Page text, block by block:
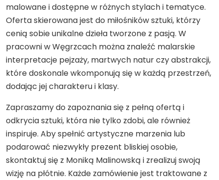
malowane i dostępne w różnych stylach i tematyce.
Oferta skierowana jest do miłośników sztuki, którzy
cenią sobie unikalne dzieła tworzone z pasją. W
pracowni w Węgrzcach można znaleźć malarskie
interpretacje pejzaży, martwych natur czy abstrakcji,
które doskonale wkomponują się w każdą przestrzeń,
dodając jej charakteru i klasy.
Zapraszamy do zapoznania się z pełną ofertą i
odkrycia sztuki, która nie tylko zdobi, ale również
inspiruje. Aby spełnić artystyczne marzenia lub
podarować niezwykły prezent bliskiej osobie,
skontaktuj się z Moniką Malinowską i zrealizuj swoją
wizję na płótnie. Każde zamówienie jest traktowane z